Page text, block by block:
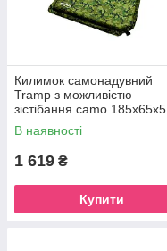
Килимок самонадувний
Tramp з можливістю
зістібання camo 185х65х5
UTRI-007
В наявності
1 619 ₴
Купити